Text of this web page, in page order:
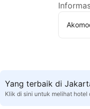
Yang terbaik di
Klik di sini untuk melihat